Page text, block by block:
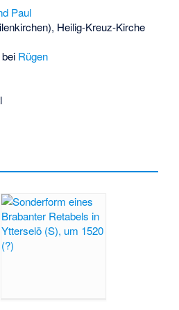
Paul
Heilig-Kreuz-Kirche
bei Rügen